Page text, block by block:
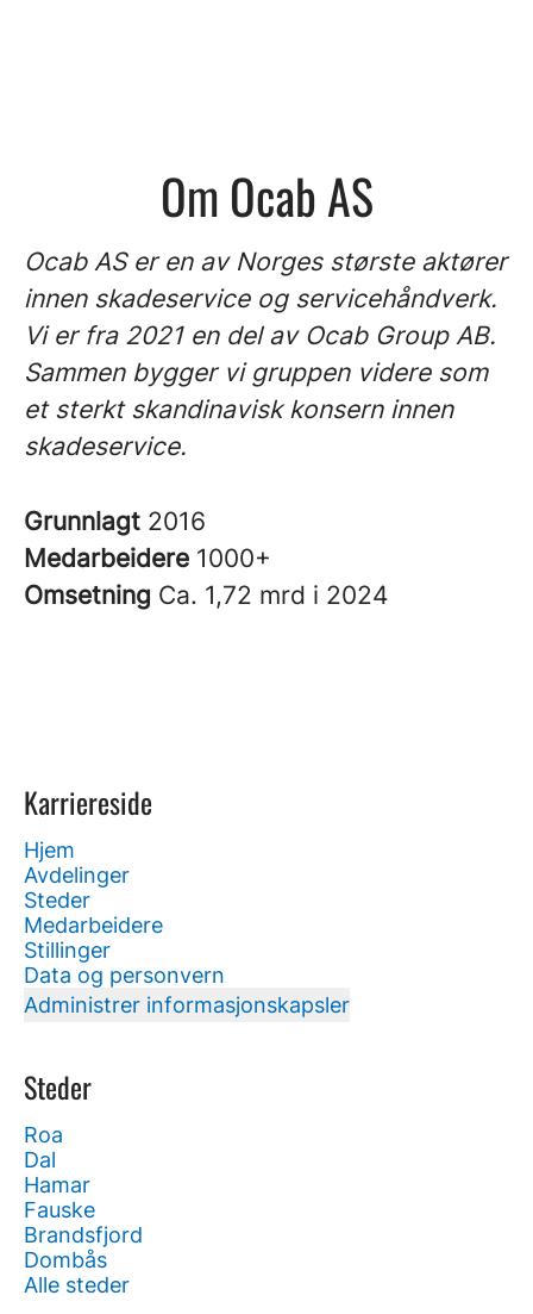
Om Ocab AS
Ocab AS er en av Norges største aktører
innen skadeservice og servicehåndverk.
Vi er fra 2021 en del av Ocab Group AB.
Sammen bygger vi gruppen videre som
et sterkt skandinavisk konsern innen
skadeservice.
Grunnlagt 2016
Medarbeidere 1000+
Omsetning Ca. 1,72 mrd i 2024
Karriereside
Hjem
Avdelinger
Steder
Medarbeidere
Stillinger
Data og personvern
Administrer informasjonskapsler
Steder
Roa
Dal
Hamar
Fauske
Brandsfjord
Dombås
Alle steder